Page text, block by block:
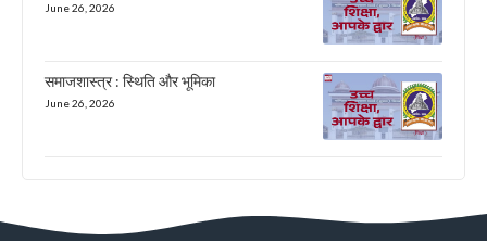
June 26, 2026
समाजशास्त्र : स्थिति और भूमिका
June 26, 2026